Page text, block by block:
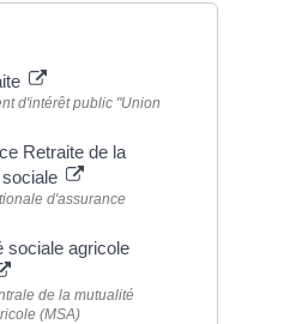
d'intérêt public "Union
Retraite de la
d'assurance
sociale agricole
de la mutualité
(MSA)